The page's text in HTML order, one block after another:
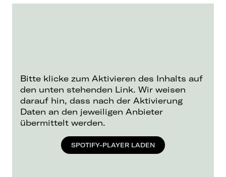
Bitte klicke zum Aktivieren des Inhalts auf
den unten stehenden Link. Wir weisen
darauf hin, dass nach der Aktivierung
Daten an den jeweiligen Anbieter
übermittelt werden.
SPOTIFY-PLAYER LADEN